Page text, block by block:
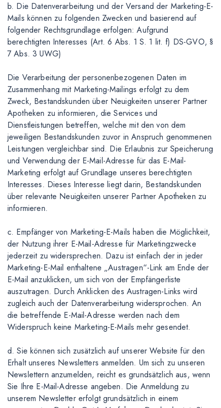
b. Die Datenverarbeitung und der Versand der Marketing-E-
Mails können zu folgenden Zwecken und basierend auf
folgender Rechtsgrundlage erfolgen: Aufgrund
berechtigten Interesses (Art. 6 Abs. 1 S. 1 lit. f) DS-GVO, §
7 Abs. 3 UWG)
Die Verarbeitung der personenbezogenen Daten im
Zusammenhang mit Marketing-Mailings erfolgt zu dem
Zweck, Bestandskunden über Neuigkeiten unserer Partner
Apotheken zu informieren, die Services und
Dienstleistungen betreffen, welche mit den von dem
jeweiligen Bestandskunden zuvor in Anspruch genommenen
Leistungen vergleichbar sind. Die Erlaubnis zur Speicherung
und Verwendung der E-Mail-Adresse für das E-Mail-
Marketing erfolgt auf Grundlage unseres berechtigten
Interesses. Dieses Interesse liegt darin, Bestandskunden
über relevante Neuigkeiten unserer Partner Apotheken zu
informieren.
c. Empfänger von Marketing-E-Mails haben die Möglichkeit,
der Nutzung ihrer E-Mail-Adresse für Marketingzwecke
jederzeit zu widersprechen. Dazu ist einfach der in jeder
Marketing-E-Mail enthaltene „Austragen“-Link am Ende der
E-Mail anzuklicken, um sich von der Empfängerliste
auszutragen. Durch Anklicken des Austragen-Links wird
zugleich auch der Datenverarbeitung widersprochen. An
die betreffende E-Mail-Adresse werden nach dem
Widerspruch keine Marketing-E-Mails mehr gesendet.
d. Sie können sich zusätzlich auf unserer Website für den
Erhalt unseres Newsletters anmelden. Um sich zu unseren
Newslettern anzumelden, reicht es grundsätzlich aus, wenn
Sie Ihre E-Mail-Adresse angeben. Die Anmeldung zu
unserem Newsletter erfolgt grundsätzlich in einem